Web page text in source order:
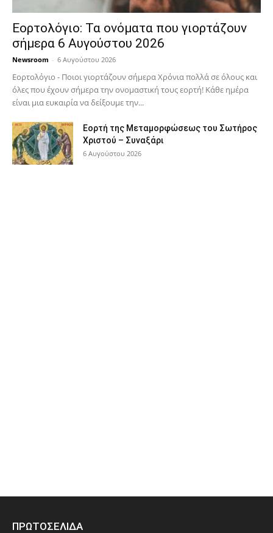
Εορτολόγιο: Τα ονόματα που γιορτάζουν
σήμερα 6 Αυγούστου 2026
Newsroom - 6 Αυγούστου 2026
Εορτολόγιο - Ποιοι γιορτάζουν σήμερα Χρόνια πολλά σε όλους και
όλες που έχουν σήμερα την ονομαστική τους εορτή! Κάθε ημέρα
είναι μια ευκαιρία να δείξουμε την...
Εορτή της Μεταμορφώσεως του Σωτήρος
Χριστού – Συναξάρι
6 Αυγούστου 2026
ΠΡΩΤΟΣΕΛΙΔΑ